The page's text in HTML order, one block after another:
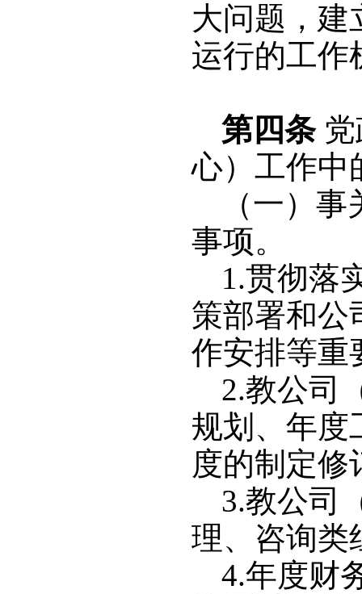
大问题，建
运行的工作
第四条
心）工作中
（一）
事项。
1.贯彻落
策部署和公
作安排等重
2.教公司
规划、年度
度的制定修
3.教公司
理、咨询类
4.年度财